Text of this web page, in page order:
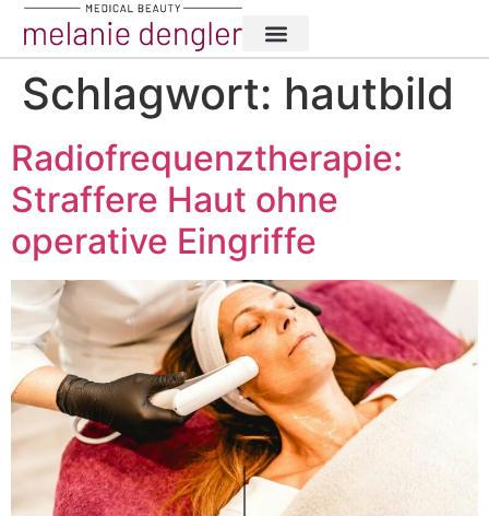
Schlagwort: hautbild
Radiofrequenztherapie:
Straffere Haut ohne
operative Eingriffe